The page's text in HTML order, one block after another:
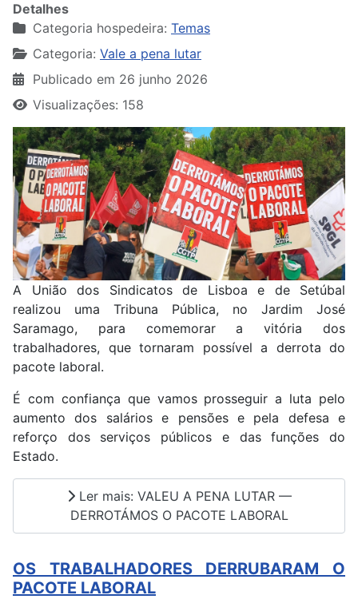
Detalhes
Categoria hospedeira: Temas
Categoria: Vale a pena lutar
Publicado em 26 junho 2026
Visualizações: 158
A União dos Sindicatos de Lisboa e de Setúbal
realizou uma Tribuna Pública, no Jardim José
Saramago, para comemorar a vitória dos
trabalhadores, que tornaram possível a derrota do
pacote laboral.
É com confiança que vamos prosseguir a luta pelo
aumento dos salários e pensões e pela defesa e
reforço dos serviços públicos e das funções do
Estado.
Ler mais: VALEU A PENA LUTAR —
DERROTÁMOS O PACOTE LABORAL
OS TRABALHADORES DERRUBARAM O
PACOTE LABORAL